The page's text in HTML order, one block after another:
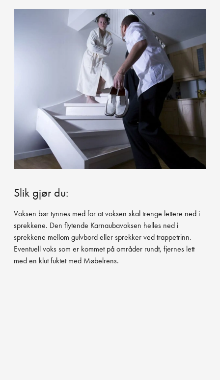
Slik gjør du:
Voksen bør tynnes med for at voksen skal trenge lettere ned i
sprekkene. Den flytende Karnaubavoksen helles ned i
sprekkene mellom gulvbord eller sprekker ved trappetrinn.
Eventuell voks som er kommet på områder rundt, fjernes lett
med en klut fuktet med Møbelrens.